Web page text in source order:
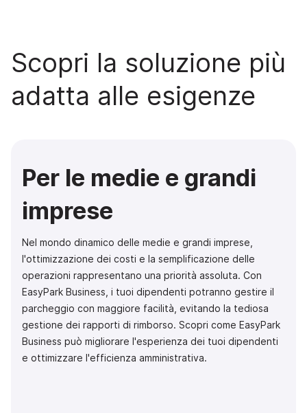
Scopri la soluzione più
adatta alle esigenze
Per le medie e grandi
imprese
Nel mondo dinamico delle medie e grandi imprese,
l'ottimizzazione dei costi e la semplificazione delle
operazioni rappresentano una priorità assoluta. Con
EasyPark Business, i tuoi dipendenti potranno gestire il
parcheggio con maggiore facilità, evitando la tediosa
gestione dei rapporti di rimborso. Scopri come EasyPark
Business può migliorare l'esperienza dei tuoi dipendenti
e ottimizzare l'efficienza amministrativa.